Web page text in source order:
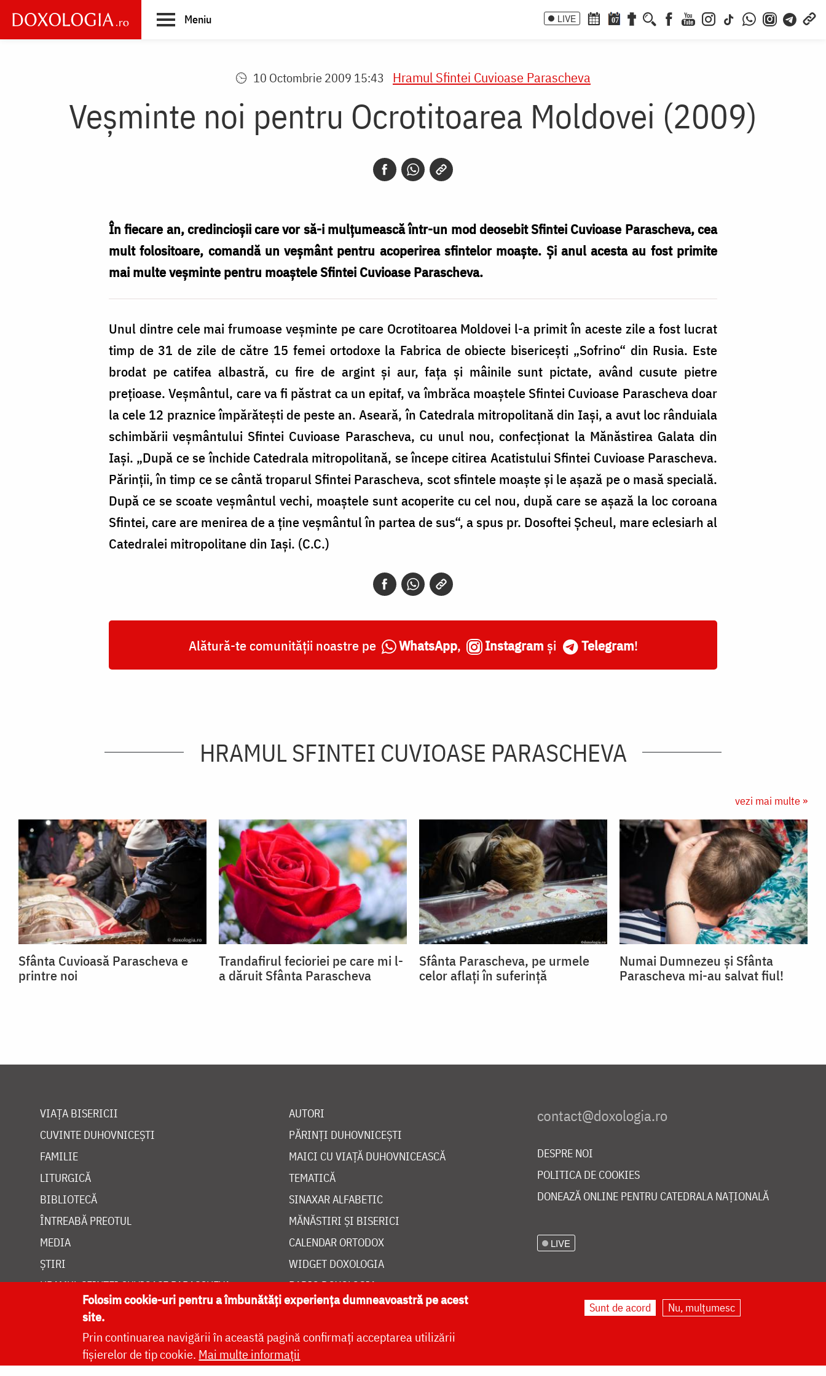
main
Meniu LIVE 07
10 Octombrie 2009 15:43 Hramul Sfintei Cuvioase Parascheva
Veşminte noi pentru Ocrotitoarea Moldovei (2009)
În fiecare an, credincioşii care vor să-i mulţumească într-un mod deosebit Sfintei Cuvioase Parascheva, cea
mult folositoare, comandă un veşmânt pentru acoperirea sfintelor moaşte. Şi anul acesta au fost primite
mai multe veşminte pentru moaştele Sfintei Cuvioase Parascheva.
Unul dintre cele mai frumoase veşminte pe care Ocrotitoarea Moldovei l-a primit în aceste zile a fost lucrat
timp de 31 de zile de către 15 femei ortodoxe la Fabrica de obiecte bisericeşti „Sofrino“ din Rusia. Este
brodat pe catifea albastră, cu fire de argint şi aur, faţa şi mâinile sunt pictate, având cusute pietre
preţioase. Veşmântul, care va fi păstrat ca un epitaf, va îmbrăca moaştele Sfintei Cuvioase Parascheva doar
la cele 12 praznice împărăteşti de peste an. Aseară, în Catedrala mitropolitană din Iaşi, a avut loc rânduiala
schimbării veşmântului Sfintei Cuvioase Parascheva, cu unul nou, confecţionat la Mănăstirea Galata din
Iaşi. „După ce se închide Catedrala mitropolitană, se începe citirea Acatistului Sfintei Cuvioase Parascheva.
Părinţii, în timp ce se cântă troparul Sfintei Parascheva, scot sfintele moaşte şi le aşază pe o masă specială.
După ce se scoate veşmântul vechi, moaştele sunt acoperite cu cel nou, după care se aşază la loc coroana
Sfintei, care are menirea de a ţine veşmântul în partea de sus“, a spus pr. Dosoftei Şcheul, mare eclesiarh al
Catedralei mitropolitane din Iaşi. (C.C.)
Alătură-te comunității noastre pe WhatsApp, Instagram și Telegram!
HRAMUL SFINTEI CUVIOASE PARASCHEVA
vezi mai multe »
Sfânta Cuvioasă Parascheva e
printre noi
Trandafirul fecioriei pe care mi l-
a dăruit Sfânta Parascheva
Sfânta Parascheva, pe urmele
celor aflați în suferință
Numai Dumnezeu și Sfânta
Parascheva mi-au salvat fiul!
VIAȚA BISERICII
CUVINTE DUHOVNICEȘTI
FAMILIE
LITURGICĂ
BIBLIOTECĂ
ÎNTREABĂ PREOTUL
MEDIA
ȘTIRI
HRAMUL SFINTEI CUVIOASE PARASCHEVA
AUTORI
PĂRINȚI DUHOVNICEȘTI
MAICI CU VIAȚĂ DUHOVNICEASCĂ
TEMATICĂ
SINAXAR ALFABETIC
MĂNĂSTIRI ȘI BISERICI
CALENDAR ORTODOX
WIDGET DOXOLOGIA
RADIO DOXOLOGIA
DESPRE NOI
POLITICA DE COOKIES
DONEAZĂ ONLINE PENTRU CATEDRALA NAȚIONALĂ
LIVE
Site dezvoltat de
Folosim cookie-uri pentru a îmbunătăți experiența dumneavoastră pe acest
site.
Prin continuarea navigării în această pagină confirmați acceptarea utilizării
fișierelor de tip cookie. Mai multe informații
Sunt de acord Nu, mulțumesc